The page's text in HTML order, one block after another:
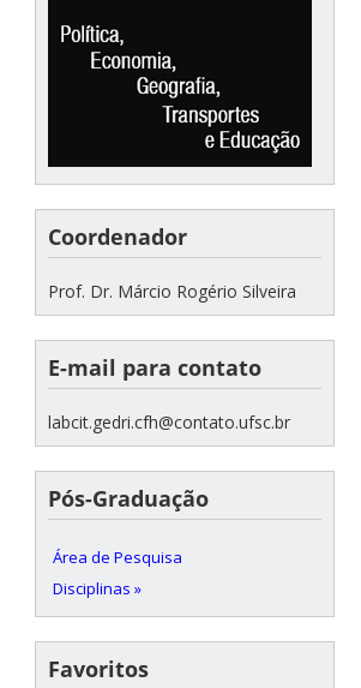
Coordenador
Prof. Dr. Márcio Rogério Silveira
E-mail para contato
labcit.gedri.cfh@contato.ufsc.br
Pós-Graduação
Área de Pesquisa
Disciplinas »
Favoritos